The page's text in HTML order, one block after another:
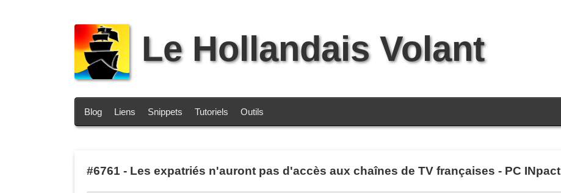
Le Hollandais Volant
Blog Liens Snippets Tutoriels Outils
#6761 - Les expatriés n'auront pas d'accès aux chaînes de TV françaises - PC INpact